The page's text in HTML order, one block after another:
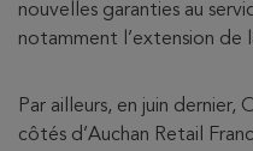
nouvelles garanties au
notamment l’extension de
Par ailleurs, en juin dernier,
côtés d’Auchan Retail